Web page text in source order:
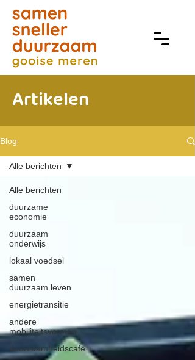
Artikelen
Blog
Alle berichten
duurzame
economie
duurzaam
onderwijs
lokaal voedsel
samen
duurzaam leven
energietransitie
andere
mobiliteitsvormen
duurzaamheidscafe
Alle berichten